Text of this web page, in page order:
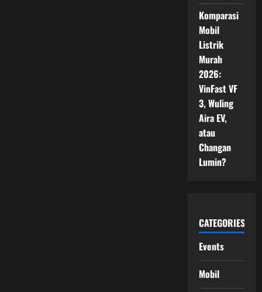
Komparasi
Mobil
Listrik
Murah
2026:
VinFast VF
3, Wuling
Aira EV,
atau
Changan
Lumin?
CATEGORIES
Events
Mobil